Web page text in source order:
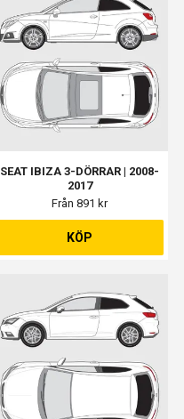
SEAT IBIZA 3-DÖRRAR | 2008-
2017
Från 891 kr
KÖP